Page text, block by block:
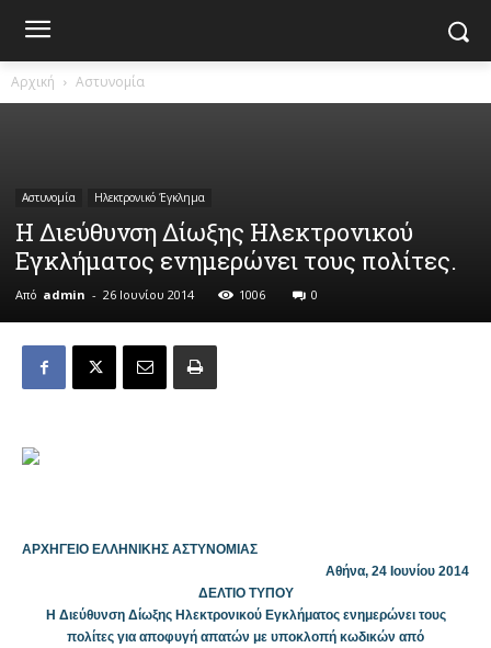
Αρχική Αστυνομία
Αστυνομία Ηλεκτρονικό Έγκλημα
Η Διεύθυνση Δίωξης Ηλεκτρονικού
Εγκλήματος ενημερώνει τους πολίτες.
Από admin - 26 Ιουνίου 2014 1006 0
ΑΡΧΗΓΕΙΟ ΕΛΛΗΝΙΚΗΣ ΑΣΤΥΝΟΜΙΑΣ
Αθήνα, 24 Ιουνίου 2014
ΔΕΛΤΙΟ ΤΥΠΟΥ
Η Διεύθυνση Δίωξης Ηλεκτρονικού Εγκλήματος ενημερώνει τους
πολίτες για αποφυγή απατών με υποκλοπή κωδικών από